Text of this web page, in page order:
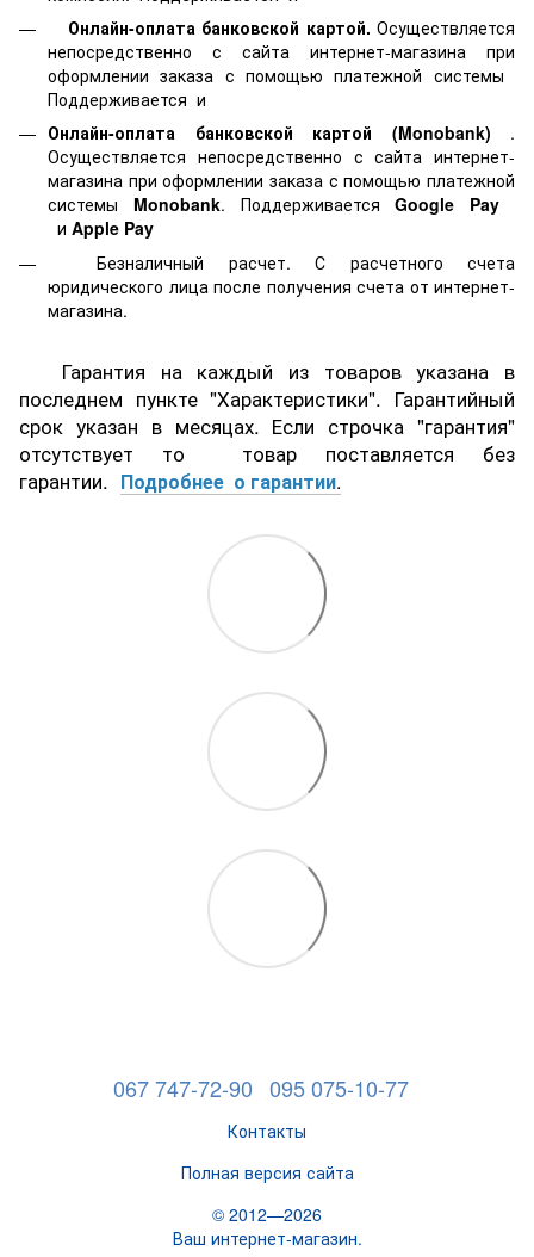
Онлайн-оплата банковской картой. Осуществляется
непосредственно с сайта интернет-магазина при
оформлении заказа с помощью платежной системы
Поддерживается и
Онлайн-оплата банковской картой
(Monobank) .
Осуществляется непосредственно с сайта интернет-
магазина при оформлении заказа с помощью платежной
системы Monobank. ПоддерживаетсяGoogle Pay
и Apple Pay
Безналичный расчет. С расчетного счета
юридического лица после получения счета от интернет-
магазина.
Гарантия на каждый из товаров указана в
последнем пункте "Характеристики". Гарантийный
срок указан в месяцах. Если строчка "гарантия"
отсутствует то товар поставляется без
гарантии. Подробнее о гарантии.
067 747-72-90 095 075-10-77
Контакты
Полная версия сайта
© 2012—2026
Ваш интернет-магазин.